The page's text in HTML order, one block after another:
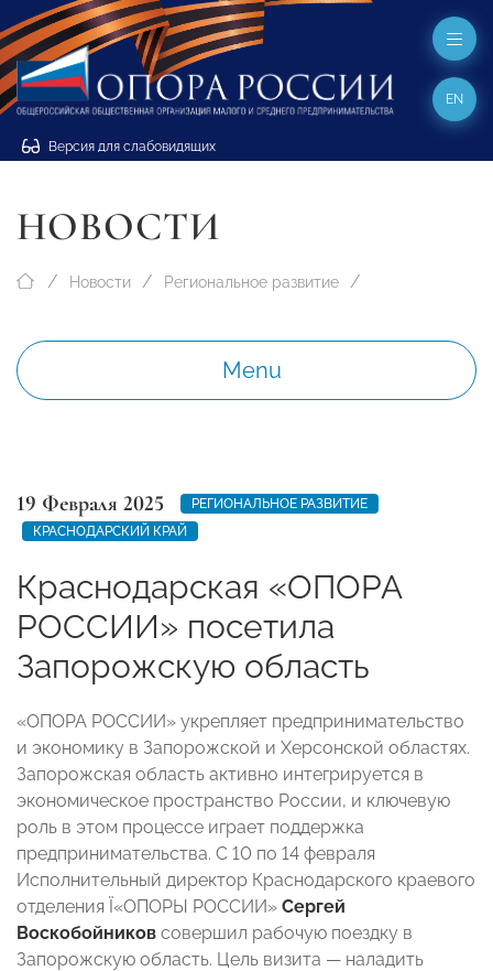
Версия для слабовидящих
EN
НОВОСТИ
Новости Региональное развитие
Menu
19 Февраля 2025
РЕГИОНАЛЬНОЕ РАЗВИТИЕ
КРАСНОДАРСКИЙ КРАЙ
Краснодарская «ОПОРА
РОССИИ» посетила
Запорожскую область
«ОПОРА РОССИИ» укрепляет предпринимательство
и экономику в Запорожской и Херсонской областях.
Запорожская область активно интегрируется в
экономическое пространство России, и ключевую
роль в этом процессе играет поддержка
предпринимательства. С 10 по 14 февраля
Исполнительный директор Краснодарского краевого
отделения Ї«ОПОРЫ РОССИИ» Сергей
Воскобойников совершил рабочую поездку в
Запорожскую область. Цель визита — наладить